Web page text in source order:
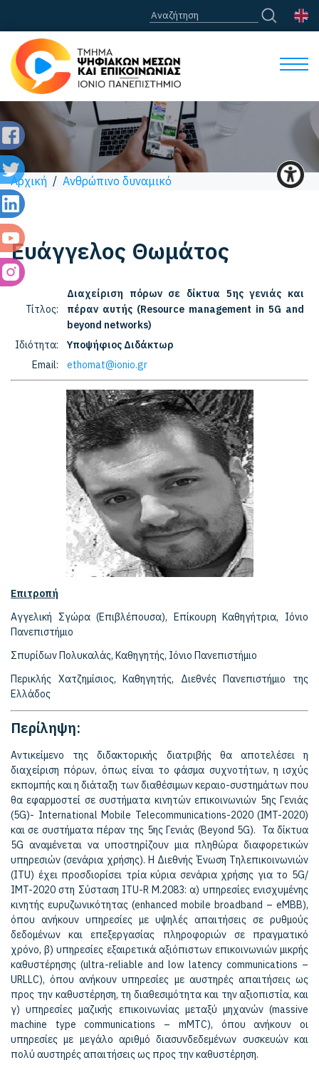
Αρχική / Ανθρώπινο δυναμικό
Ευάγγελος Θωμάτος
Τίτλος:
Διαχείριση πόρων σε δίκτυα 5ης γενιάς και
πέραν αυτής (Resource management in 5G and
beyond networks)
Ιδιότητα:
Υποψήφιος Διδάκτωρ
Email:
ethomat@ionio.gr
Επιτροπή
Αγγελική Σγώρα (Επιβλέπουσα), Επίκουρη Καθηγήτρια, Ιόνιο
Πανεπιστήμιο
Σπυρίδων Πολυκαλάς, Καθηγητής, Ιόνιο Πανεπιστήμιο
Περικλής Χατζημίσιος, Καθηγητής, Διεθνές Πανεπιστήμιο της
Ελλάδος
Περίληψη:
Αντικείμενο της διδακτορικής διατριβής θα αποτελέσει η
διαχείριση πόρων, όπως είναι το φάσμα συχνοτήτων, η ισχύς
εκπομπής και η διάταξη των διαθέσιμων κεραιο-συστημάτων που
θα εφαρμοστεί σε συστήματα κινητών επικοινωνιών 5ης Γενιάς
(5G)- International Mobile Telecommunications-2020 (IMT-2020)
και σε συστήματα πέραν της 5ης Γενιάς (Beyond 5G). Τα δίκτυα
5G αναμένεται να υποστηρίζουν μια πληθώρα διαφορετικών
υπηρεσιών (σενάρια χρήσης). Η Διεθνής Ένωση Τηλεπικοινωνιών
(ITU) έχει προσδιορίσει τρία κύρια σενάρια χρήσης για το 5G/
IMT-2020 στη Σύσταση ITU-R M.2083: α) υπηρεσίες ενισχυμένης
κινητής ευρυζωνικότητας (enhanced mobile broadband – eMBB),
όπου ανήκουν υπηρεσίες με υψηλές απαιτήσεις σε ρυθμούς
δεδομένων και επεξεργασίας πληροφοριών σε πραγματικό
χρόνο, β) υπηρεσίες εξαιρετικά αξιόπιστων επικοινωνιών μικρής
καθυστέρησης (ultra-reliable and low latency communications –
URLLC), όπου ανήκουν υπηρεσίες με αυστηρές απαιτήσεις ως
προς την καθυστέρηση, τη διαθεσιμότητα και την αξιοπιστία, και
γ) υπηρεσίες μαζικής επικοινωνίας μεταξύ μηχανών (massive
machine type communications – mMTC), όπου ανήκουν οι
υπηρεσίες με μεγάλο αριθμό διασυνδεδεμένων συσκευών και
πολύ αυστηρές απαιτήσεις ως προς την καθυστέρηση.